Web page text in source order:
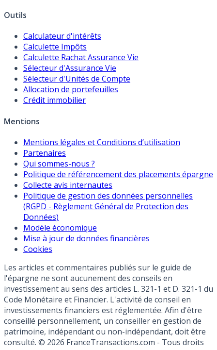
Outils
Calculateur d'intérêts
Calculette Impôts
Calculette Rachat Assurance Vie
Sélecteur d'Assurance Vie
Sélecteur d'Unités de Compte
Allocation de portefeuilles
Crédit immobilier
Mentions
Mentions légales et Conditions d’utilisation
Partenaires
Qui sommes-nous ?
Politique de référencement des placements épargne
Collecte avis internautes
Politique de gestion des données personnelles
(RGPD - Règlement Général de Protection des
Données)
Modèle économique
Mise à jour de données financières
Cookies
Les articles et commentaires publiés sur le guide de
l'épargne ne sont aucunement des conseils en
investissement au sens des articles L. 321-1 et D. 321-1 du
Code Monétaire et Financier. L'activité de conseil en
investissements financiers est réglementée. Afin d'être
conseillé personnellement, un conseiller en gestion de
patrimoine, indépendant ou non-indépendant, doit être
consulté. © 2026 FranceTransactions.com - Tous droits